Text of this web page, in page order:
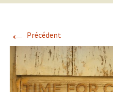
← Précédent